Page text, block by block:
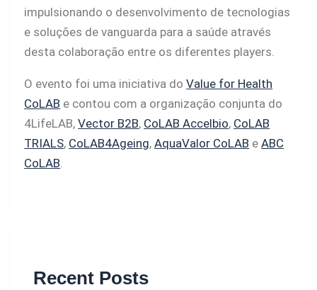
impulsionando o desenvolvimento de tecnologias
e soluções de vanguarda para a saúde através
desta colaboração entre os diferentes players.
O evento foi uma iniciativa doValue for Health
CoLAB e contou com a organização conjunta do
4LifeLAB,Vector B2B, CoLAB Accelbio, CoLAB
TRIALS, CoLAB4Ageing,AquaValor CoLAB eABC
CoLAB.
Recent Posts